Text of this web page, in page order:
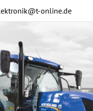
online.de